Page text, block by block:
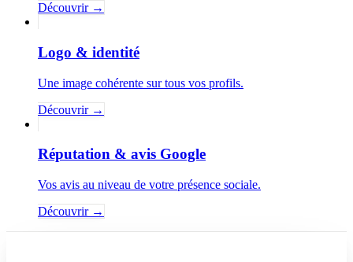
Découvrir →
Logo & identité
Une image cohérente sur tous vos profils.
Découvrir →
Réputation & avis Google
Vos avis au niveau de votre présence sociale.
Découvrir →